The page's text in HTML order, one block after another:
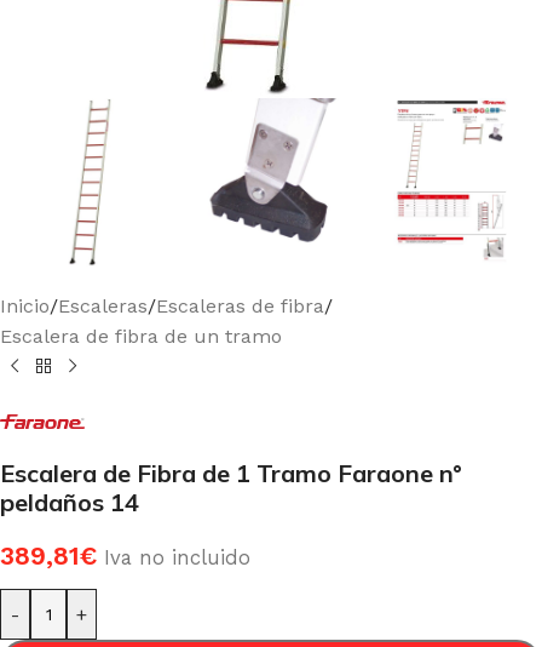
Inicio/Escaleras/Escaleras de fibra/
Escalera de fibra de un tramo
Escalera de Fibra de 1 Tramo Faraone n°
peldaños 14
389,81€ Iva no incluido
- +